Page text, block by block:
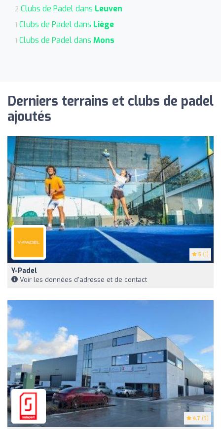
2 Clubs de Padel dans Leuven
1 Clubs de Padel dans Liège
1 Clubs de Padel dans Mons
Derniers terrains et clubs de padel
ajoutés
5 (1)
Y-Padel
Voir les données d'adresse et de contact
4.7 (3)